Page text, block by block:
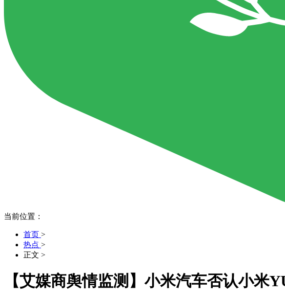
当前位置：
首页 >
热点 >
正文 >
【艾媒商舆情监测】小米汽车否认小米